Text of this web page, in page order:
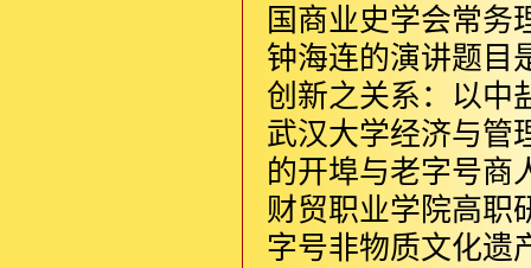
国商业史学会常务
钟海连的演讲题目
创新之关系：以中
武汉大学经济与管
的开埠与老字号商
财贸职业学院高职
字号非物质文化遗